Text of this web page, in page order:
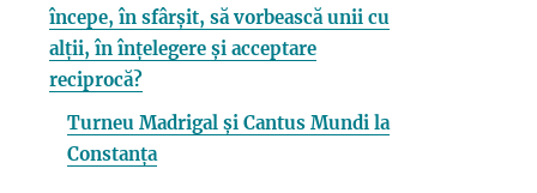
începe, în sfârșit, să vorbească unii cu
alții, în înțelegere și acceptare
reciprocă?
Turneu Madrigal și Cantus Mundi la
Constanța